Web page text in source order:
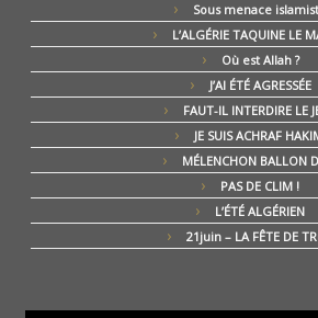
Sous menace
L’ALGÉRIE TAQUINE LE
Où est Allah ?
J’AI ÉTÉ AGRESSÉE
FAUT-IL INTERDIRE LE
JE SUIS ACHRAF
MÉLENCHON BALLON
PAS DE CLIM !
L’ÉTÉ ALGÉRIEN
21juin – LA FÊTE DE